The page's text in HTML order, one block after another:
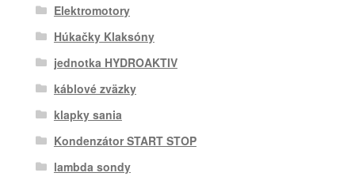
Elektromotory
Húkačky Klaksóny
jednotka HYDROAKTIV
káblové zväzky
klapky sania
Kondenzátor START STOP
lambda sondy